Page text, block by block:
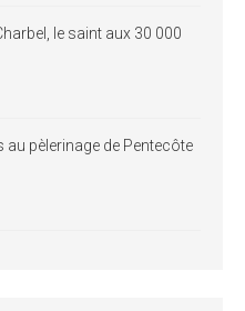
le saint aux 30 000
pèlerinage de Pentecôte